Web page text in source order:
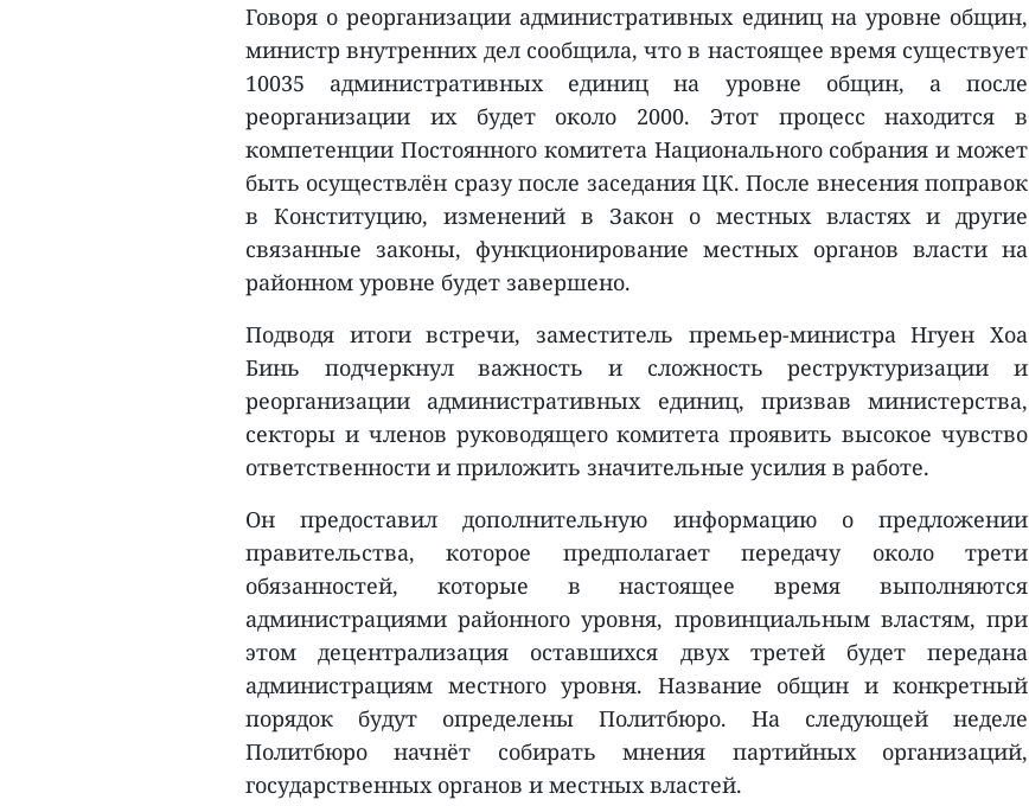
Говоря о реорганизации административных единиц на уровне общин,
министр внутренних дел сообщила, что в настоящее время существует
10035 административных единиц на уровне общин, а после
реорганизации их будет около 2000. Этот процесс находится в
компетенции Постоянного комитета Национального собрания и может
быть осуществлён сразу после заседания ЦК. После внесения поправок
в Конституцию, изменений в Закон о местных властях и другие
связанные законы, функционирование местных органов власти на
районном уровне будет завершено.
Подводя итоги встречи, заместитель премьер-министра Нгуен Хоа
Бинь подчеркнул важность и сложность реструктуризации и
реорганизации административных единиц, призвав министерства,
секторы и членов руководящего комитета проявить высокое чувство
ответственности и приложить значительные усилия в работе.
Он предоставил дополнительную информацию о предложении
правительства, которое предполагает передачу около трети
обязанностей, которые в настоящее время выполняются
администрациями районного уровня, провинциальным властям, при
этом децентрализация оставшихся двух третей будет передана
администрациям местного уровня. Название общин и конкретный
порядок будут определены Политбюро. На следующей неделе
Политбюро начнёт собирать мнения партийных организаций,
государственных органов и местных властей.